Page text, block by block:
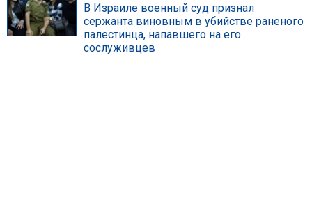
В Израиле военный суд признал
сержанта виновным в убийстве раненого
палестинца, напавшего на его
сослуживцев